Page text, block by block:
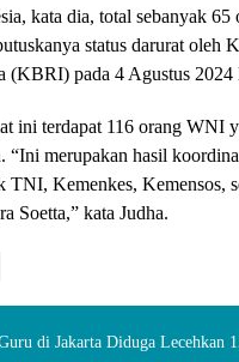
kata dia, total sebanyak 65
status darurat oleh
(KBRI) pada 4 Agustus 2024
ini terdapat 116 orang WNI
“Ini merupakan hasil
TNI, Kemenkes, Kemensos,
Soetta,” kata Judha.
di Jakarta Diduga Lecehkan